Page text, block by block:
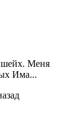
шейх. Меня
Има...